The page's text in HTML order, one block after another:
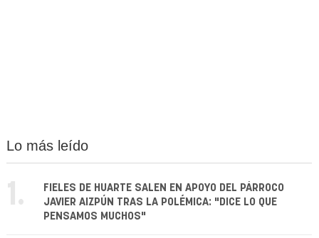
Lo más leído
1.
FIELES DE HUARTE SALEN EN APOYO DEL PÁRROCO
JAVIER AIZPÚN TRAS LA POLÉMICA: "DICE LO QUE
PENSAMOS MUCHOS"